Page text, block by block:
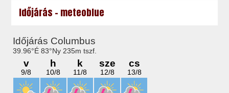
Időjárás - meteoblue